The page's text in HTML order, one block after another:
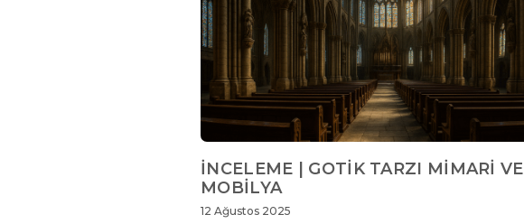
İNCELEME | GOTİK TARZI MİMARİ VE
MOBİLYA
12 Ağustos 2025